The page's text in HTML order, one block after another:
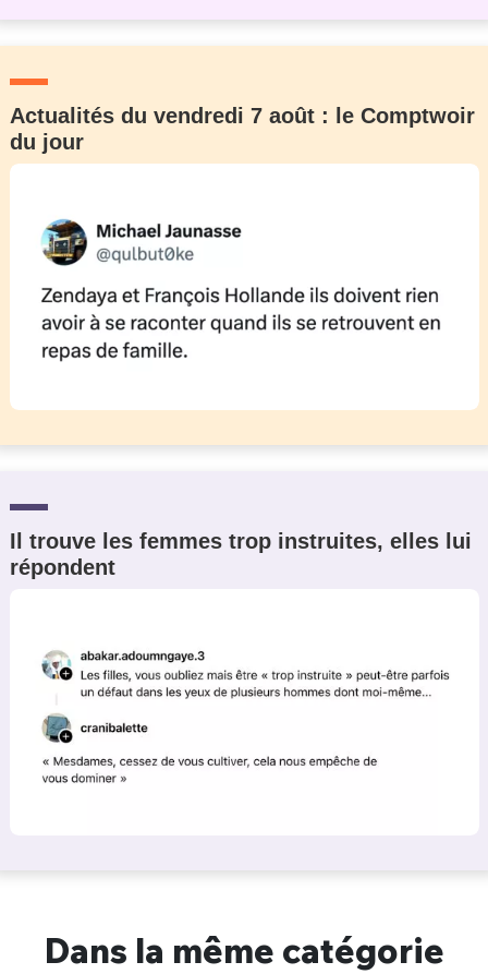
Actualités du vendredi 7 août : le Comptwoir
du jour
Il trouve les femmes trop instruites, elles lui
répondent
Dans la même catégorie